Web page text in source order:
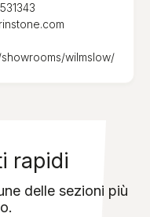
wilmslow/
rapidi
delle sezioni più